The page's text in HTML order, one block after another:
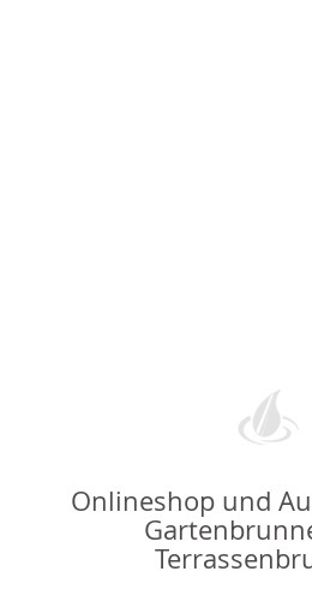
Onlineshop und